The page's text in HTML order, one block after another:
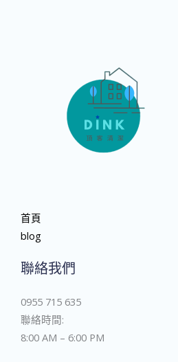
首頁
blog
聯絡我們
0955 715 635
聯絡時間:
8:00 AM – 6:00 PM